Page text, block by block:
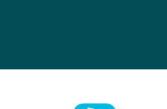
神都ライナー
お客様駐車場のご案内
ザ・バスコレクション三